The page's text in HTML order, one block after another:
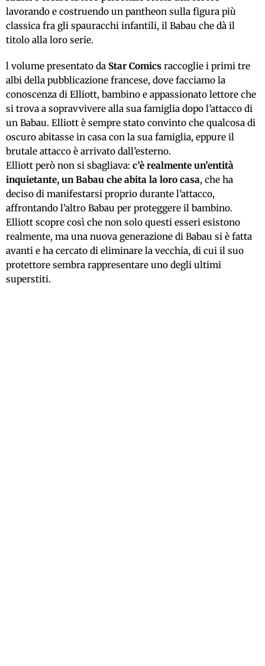
lavorando e costruendo un pantheon sulla figura più
classica fra gli spauracchi infantili, il Babau che dà il
titolo alla loro serie.
l volume presentato da Star Comics raccoglie i primi tre
albi della pubblicazione francese, dove facciamo la
conoscenza di Elliott, bambino e appassionato lettore che
si trova a sopravvivere alla sua famiglia dopo l’attacco di
un Babau. Elliott è sempre stato convinto che qualcosa di
oscuro abitasse in casa con la sua famiglia, eppure il
brutale attacco è arrivato dall’esterno.
Elliott però non si sbagliava: c’è realmente un’entità
inquietante, un Babau che abita la loro casa, che ha
deciso di manifestarsi proprio durante l’attacco,
affrontando l’altro Babau per proteggere il bambino.
Elliott scopre così che non solo questi esseri esistono
realmente, ma una nuova generazione di Babau si è fatta
avanti e ha cercato di eliminare la vecchia, di cui il suo
protettore sembra rappresentare uno degli ultimi
superstiti.